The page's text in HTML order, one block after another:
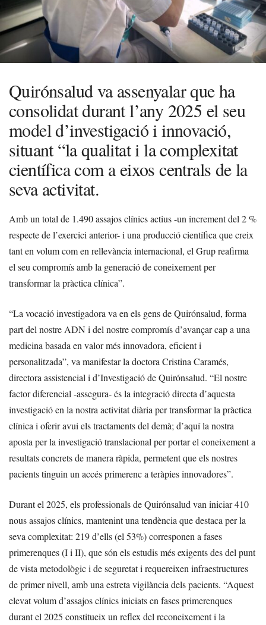
Quirónsalud va assenyalar que ha
consolidat durant l’any 2025 el seu
model d’investigació i innovació,
situant “la qualitat i la complexitat
científica com a eixos centrals de la
seva activitat.
Amb un total de 1.490 assajos clínics actius -un increment del 2 %
respecte de l’exercici anterior- i una producció científica que creix
tant en volum com en rellevància internacional, el Grup reafirma
el seu compromís amb la generació de coneixement per
transformar la pràctica clínica”.
“La vocació investigadora va en els gens de Quirónsalud, forma
part del nostre ADN i del nostre compromís d’avançar cap a una
medicina basada en valor més innovadora, eficient i
personalitzada”, va manifestar la doctora Cristina Caramés,
directora assistencial i d’Investigació de Quirónsalud. “El nostre
factor diferencial -assegura- és la integració directa d’aquesta
investigació en la nostra activitat diària per transformar la pràctica
clínica i oferir avui els tractaments del demà; d’aquí la nostra
aposta per la investigació translacional per portar el coneixement a
resultats concrets de manera ràpida, permetent que els nostres
pacients tinguin un accés primerenc a teràpies innovadores”.
Durant el 2025, els professionals de Quirónsalud van iniciar 410
nous assajos clínics, mantenint una tendència que destaca per la
seva complexitat: 219 d’ells (el 53%) corresponen a fases
primerenques (I i II), que són els estudis més exigents des del punt
de vista metodològic i de seguretat i requereixen infraestructures
de primer nivell, amb una estreta vigilància dels pacients. “Aquest
elevat volum d’assajos clínics iniciats en fases primerenques
durant el 2025 constitueix un reflex del reconeixement i la